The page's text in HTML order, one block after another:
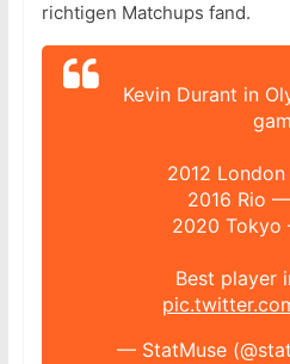
richtigen Matchups fand.
Kevin Durant in
2012
2016 Rio
2020
Best player
— StatMuse